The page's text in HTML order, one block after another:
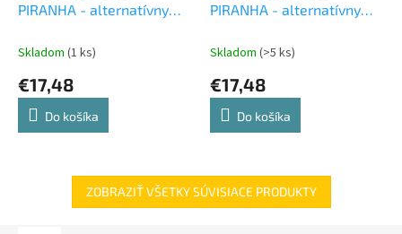
PIRANHA - alternatívny
Skladom (1 ks)
€17,48
Do košíka
PIRANHA - alternatívny
kópií)
Skladom (>5 ks)
€17,48
Do košíka
ZOBRAZIŤ VŠETKY SÚVISIACE PRODUKTY